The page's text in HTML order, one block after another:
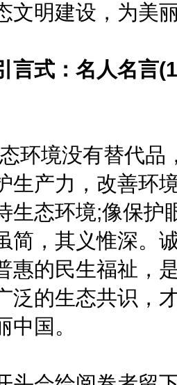
文明建设，为美
式：名人名言
境没有替代品
生产力，改善环
生态环境;像保护
简，其义惟深。
惠的民生福祉，
泛的生态共识，
中国。